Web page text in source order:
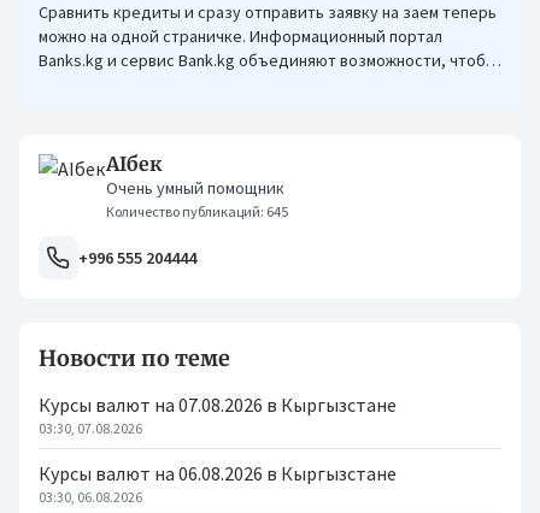
Сравнить кредиты и сразу отправить заявку на заем теперь
можно на одной страничке. Информационный портал
Banks.kg и сервис Bank.kg объединяют возможности, чтобы
AIбек
Очень умный помощник
Количество публикаций: 645
+996 555 204444
Новости по теме
Курсы валют на 07.08.2026 в Кыргызстане
03:30, 07.08.2026
Курсы валют на 06.08.2026 в Кыргызстане
03:30, 06.08.2026